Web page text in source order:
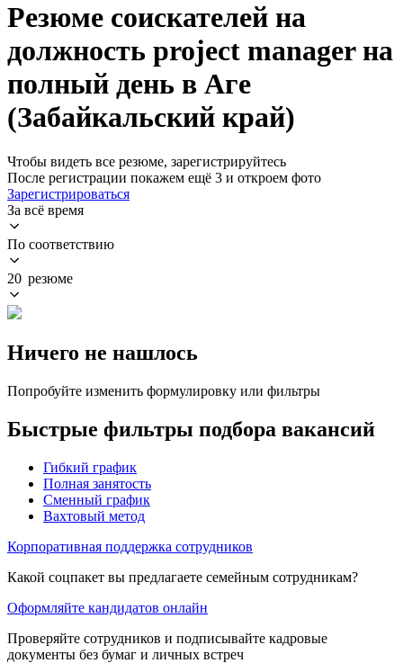
Резюме соискателей на
должность project manager на
полный день в Аге
(Забайкальский край)
Чтобы видеть все резюме, зарегистрируйтесь
После регистрации покажем ещё 3 и откроем фото
Зарегистрироваться
За всё время
По соответствию
20 резюме
Ничего не нашлось
Попробуйте изменить формулировку или фильтры
Быстрые фильтры подбора вакансий
Гибкий график
Полная занятость
Сменный график
Вахтовый метод
Корпоративная поддержка сотрудников
Какой соцпакет вы предлагаете семейным сотрудникам?
Оформляйте кандидатов онлайн
Проверяйте сотрудников и подписывайте кадровые
документы без бумаг и личных встреч